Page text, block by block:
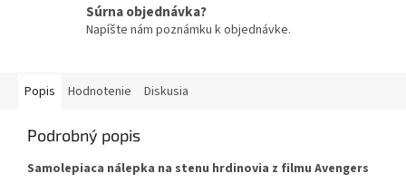
Súrna objednávka?
Napíšte nám poznámku k objednávke.
Popis Hodnotenie Diskusia
Podrobný popis
Samolepiaca nálepka na stenu hrdinovia z filmu Avengers